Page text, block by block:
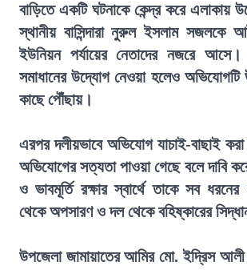
বাড়িতে একটি ঘটনাকে কেন্দ্র করে এলাকায়
স্থানীয় বাসিন্দারা নুরুল ইসলাম সজলকে
ইউনিয়ন পর্যায়ের নেতাদের নজরে আসে।
সমাধানের উদ্যোগ নেওয়া হলেও অভিযোগটি
কাছে পৌঁছায়।
এরপর দলীয়ভাবে অভিযোগ যাচাই-বাছাই
অভিযোগের সত্যতা পাওয়া গেছে বলে দাবি
ও ভাবমূর্তি রক্ষার স্বার্থে তাকে সব ধরনের
থেকে অপসারণ ও দল থেকে বহিষ্কারের
উপজেলা জামায়াতের আমির মো. ইদ্রিস